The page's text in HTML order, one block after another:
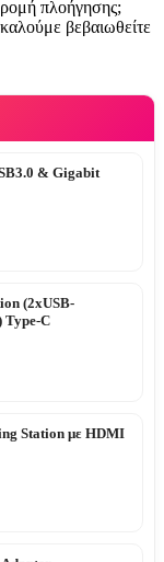
πλοήγησης;
βεβαιωθείτε
& Gigabit
(2xUSB-
Type-C
Station με HDMI